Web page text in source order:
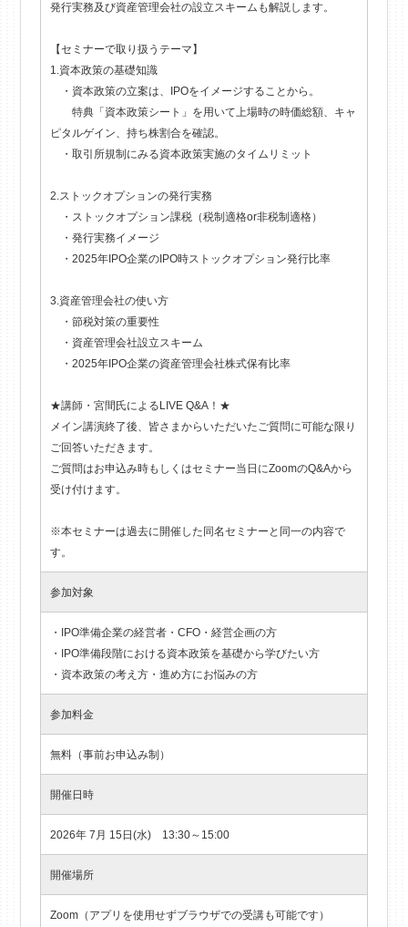
発行実務及び資産管理会社の設立スキームも解説します。
【セミナーで取り扱うテーマ】
1.資本政策の基礎知識
・資本政策の立案は、IPOをイメージすることから。
特典「資本政策シート」を用いて上場時の時価総額、キャ
ピタルゲイン、持ち株割合を確認。
・取引所規制にみる資本政策実施のタイムリミット
2.ストックオプションの発行実務
・ストックオプション課税（税制適格or非税制適格）
・発行実務イメージ
・2025年IPO企業のIPO時ストックオプション発行比率
3.資産管理会社の使い方
・節税対策の重要性
・資産管理会社設立スキーム
・2025年IPO企業の資産管理会社株式保有比率
★講師・宮間氏によるLIVE Q&A！★
メイン講演終了後、皆さまからいただいたご質問に可能な限り
ご回答いただきます。
ご質問はお申込み時もしくはセミナー当日にZoomのQ&Aから
受け付けます。
※本セミナーは過去に開催した同名セミナーと同一の内容で
す。
参加対象
・IPO準備企業の経営者・CFO・経営企画の方
・IPO準備段階における資本政策を基礎から学びたい方
・資本政策の考え方・進め方にお悩みの方
参加料金
無料（事前お申込み制）
開催日時
2026年 7月 15日(水) 13:30～15:00
開催場所
Zoom（アプリを使用せずブラウザでの受講も可能です）